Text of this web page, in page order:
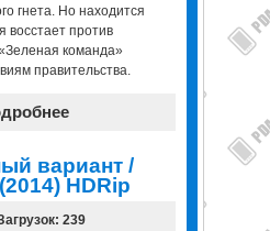
гнета. Но находится
восстает против
команда»
правительства.
вариант /
HDRip
239